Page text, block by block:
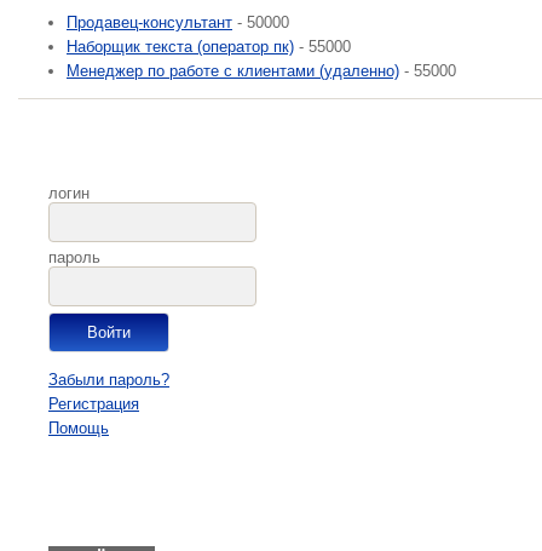
Продавец-консультант - 50000
Наборщик текста (оператор пк) - 55000
Менеджер по работе с клиентами (удаленно) - 55000
логин
пароль
Забыли пароль?
Регистрация
Помощь